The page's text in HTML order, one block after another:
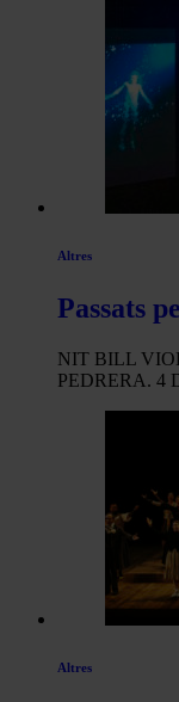
Altres
Passats
NIT BILL
PEDRERA. 4
Altres